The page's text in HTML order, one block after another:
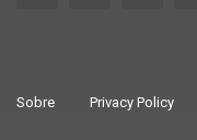
Sobre Privacy Policy